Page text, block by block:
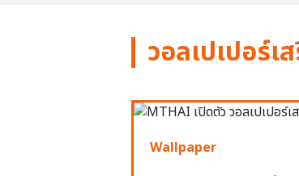
วอลเปเปอร์เ
Wallpaper